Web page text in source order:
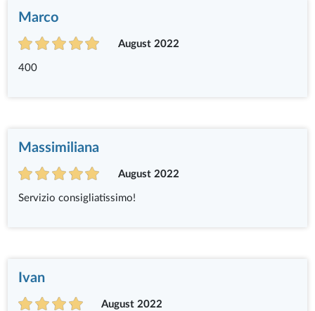
Marco
August 2022
400
Massimiliana
August 2022
Servizio consigliatissimo!
Ivan
August 2022